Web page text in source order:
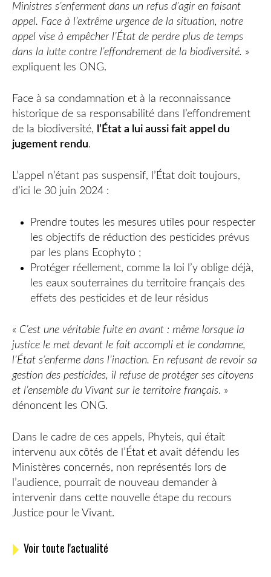
Ministres s’enferment dans un refus d’agir en faisant
appel. Face à l’extrême urgence de la situation, notre
appel vise à empêcher l’État de perdre plus de temps
dans la lutte contre l’effondrement de la biodiversité. »
expliquent les ONG.
Face à sa condamnation et à la reconnaissance
historique de sa responsabilité dans l’effondrement
de la biodiversité,
l’État a lui aussi fait appel du
jugement rendu.
L’appel n’étant pas suspensif, l’État doit toujours,
d’ici le 30 juin 2024 :
Prendre toutes les mesures utiles pour respecter
les objectifs de réduction des pesticides prévus
par les plans Ecophyto ;
Protéger réellement, comme la loi l’y oblige déjà,
les eaux souterraines du territoire français des
effets des pesticides et de leur résidus
« C’est une véritable fuite en avant : même lorsque la
justice le met devant le fait accompli et le condamne,
l’État s’enferme dans l’inaction. En refusant de revoir sa
gestion des pesticides, il refuse de protéger ses citoyens
et l’ensemble du Vivant sur le territoire français. »
dénoncent les ONG.
Dans le cadre de ces appels, Phyteis, qui était
intervenu aux côtés de l’État et avait défendu les
Ministères concernés, non représentés lors de
l’audience, pourrait de nouveau demander à
intervenir dans cette nouvelle étape du recours
Justice pour le Vivant.
Voir toute l'actualité